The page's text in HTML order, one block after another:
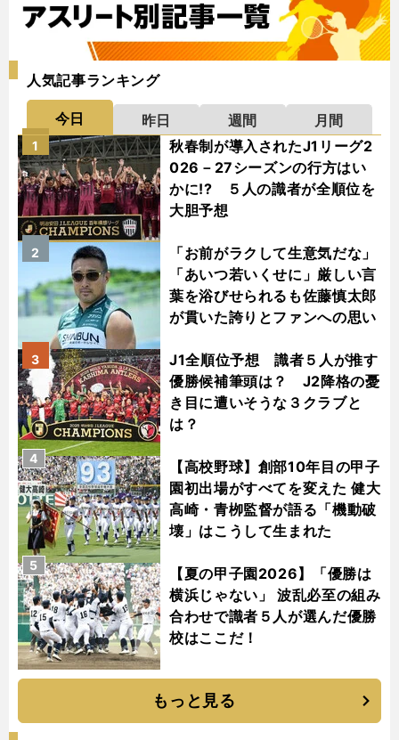
人気記事ランキング
今日 昨日 週間
月間
秋春制が導入されたJ1リーグ2
026－27シーズンの行方はい
かに!? ５人の識者が全順位を
大胆予想
1
「お前がラクして生意気だな」
「あいつ若いくせに」厳しい言
葉を浴びせられるも佐藤慎太郎
が貫いた誇りとファンへの思い
2
J1全順位予想 識者５人が推す
優勝候補筆頭は？ J2降格の憂
き目に遭いそうな３クラブと
は？
3
【高校野球】創部10年目の甲子
園初出場がすべてを変えた 健大
高崎・青栁監督が語る「機動破
壊」はこうして生まれた
4
【夏の甲子園2026】「優勝は
横浜じゃない」 波乱必至の組み
合わせで識者５人が選んだ優勝
校はここだ！
5
もっと見る